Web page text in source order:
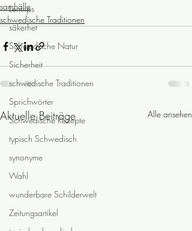
Lerntips
säkerhet
Schwedische Natur
Sicherheit
schwedische Traditionen
Sprichwörter
Schwedische Rezepte
typisch Schwedisch
synonyme
Wahl
wunderbare Schilderwelt
Zeitungsartikel
samhälle
schwedische Traditionen
Aktuelle Beiträge Alle ansehen